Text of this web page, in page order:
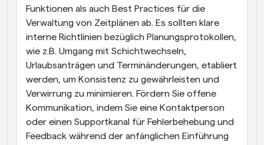
Funktionen als auch Best Practices für die
Verwaltung von Zeitplänen ab. Es sollten klare
interne Richtlinien bezüglich Planungsprotokollen,
wie z.B. Umgang mit Schichtwechseln,
Urlaubsanträgen und Terminänderungen, etabliert
werden, um Konsistenz zu gewährleisten und
Verwirrung zu minimieren. Fördern Sie offene
Kommunikation, indem Sie eine Kontaktperson
oder einen Supportkanal für Fehlerbehebung und
Feedback während der anfänglichen Einführung